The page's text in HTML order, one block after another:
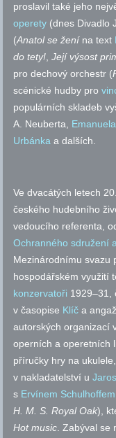
proslavil také jeho
operety (dnes Divadlo
(Anatolse ženína text
do tety!, Její výsost
pro dechový orchestr (
scénické hudby pro
populárních skladeb
A. Neuberta,
Urbánka a dalších.
Ve dvacátých letech
českého hudebního
vedoucího referenta,
Ochranného sdružení
Mezinárodnímu svazu
hospodářském využití
konzervatoři 1929–31,
v časopise Klíč a
autorských organizací
operních a operetních
příručky hry na
v nakladatelství u
s Ervínem Schulhoffem
H. M. S. Royal Oak),
Hotmusic. Zabýval se